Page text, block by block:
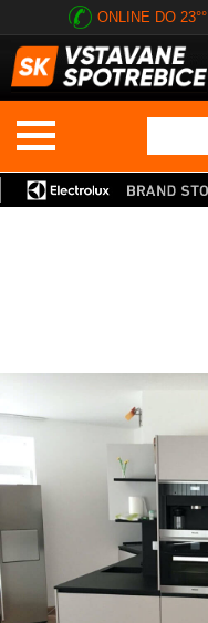
ONLINE DO 23°°